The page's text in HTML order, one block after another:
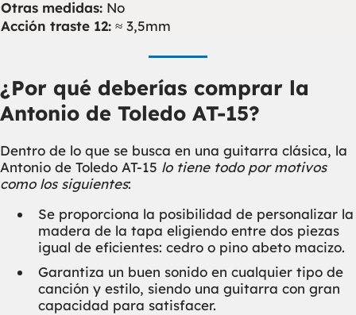
Otras medidas: No
Acción traste 12: ≈ 3,5mm
¿Por qué deberías comprar la
Antonio de Toledo AT-15?
Dentro de lo que se busca en una guitarra clásica, la
Antonio de Toledo AT-15 lo tiene todo por motivos
como los siguientes:
Se proporciona la posibilidad de personalizar la
madera de la tapa eligiendo entre dos piezas
igual de eficientes: cedro o pino abeto macizo.
Garantiza un buen sonido en cualquier tipo de
canción y estilo, siendo una guitarra con gran
capacidad para satisfacer.